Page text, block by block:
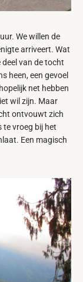
We willen de
arriveert. Wat
deel van de tocht
heen, een gevoel
net hebben
wil zijn. Maar
ontvouwt zich
te vroeg bij het
Een magisch